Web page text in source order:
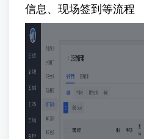
信息、现场签到等流程